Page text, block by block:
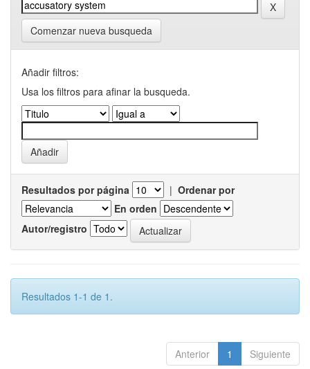
Comenzar nueva busqueda
Añadir filtros:
Usa los filtros para afinar la busqueda.
Resultados por página | Ordenar por
En orden
Autor/registro
Resultados 1-1 de 1.
Anterior 1 Siguiente